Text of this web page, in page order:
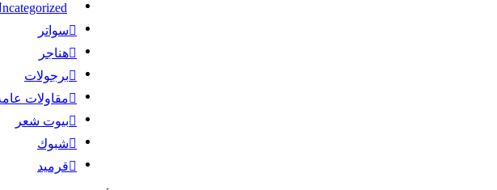
سواتر
هناجر
برجولات
مقاولات
بيوت شعر
شبوك
قرميد